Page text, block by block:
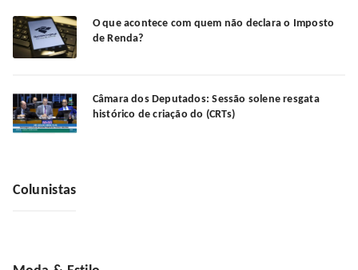
O que acontece com quem não declara o Imposto
de Renda?
Câmara dos Deputados: Sessão solene resgata
histórico de criação do (CRTs)
Colunistas